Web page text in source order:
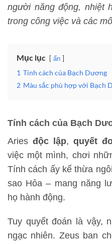
người năng động, nhiệt
trong công việc và các
Mục lục ẩn
1 Tính cách của Bạch Dương
2 Màu sắc phù hợp với Bạch
Tính cách của Bạch
Aries độc lập, quyết
việc một mình, chơi
Tính cách ấy kế thừa
sao Hỏa – mang năng
họ hành động.
Tuy quyết đoán là vậy,
ngạc nhiên. Zeus ban